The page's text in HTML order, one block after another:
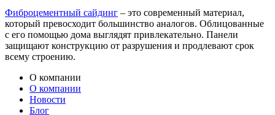
Фиброцементный сайдинг – это современный материал,
который превосходит большинство аналогов. Облицованные
с его помощью дома выглядят привлекательно. Панели
защищают конструкцию от разрушения и продлевают срок
всему строению.
О компании
О компании
Новости
Блог